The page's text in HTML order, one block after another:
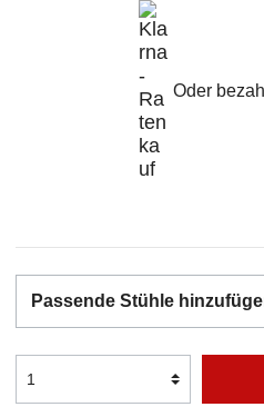
Oder
Passende Stühle